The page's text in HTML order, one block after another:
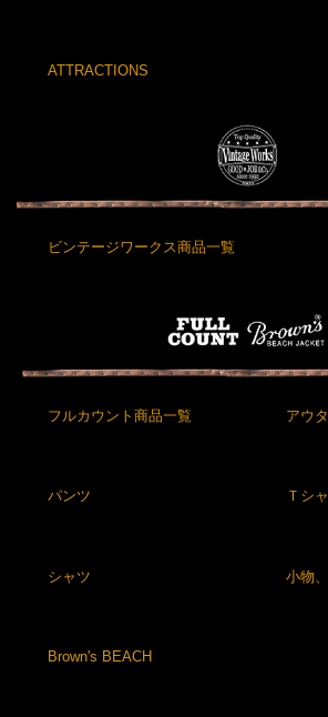
ATTRACTIONS
ビンテージワークス商品一覧
フルカウント商品一覧 アウ
パンツ Ｔシ
シャツ 小物
Brown's BEACH